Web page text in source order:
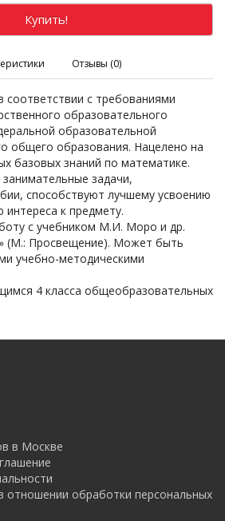
Купить!
Отзывы (0)
соответствии с требованиями
образовательного
образовательной
общего образования. Нацелено на
базовых знаний по математике.
задачи,
способствуют лучшему усвоению
к предмету.
с учебником М.И. Моро и др.
(М.: Просвещение). Может быть
учебно-методическими
4 класса общеобразовательных
в Москве
отношении обработки персональных